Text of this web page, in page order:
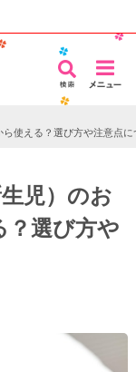
ら使える？選び方や注意点に
児）のお
？選び方や